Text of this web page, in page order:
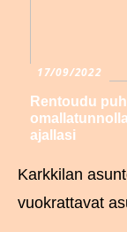
17/09/2022
Rentoudu
ajallasi
Karkkilan
vuokrattavat